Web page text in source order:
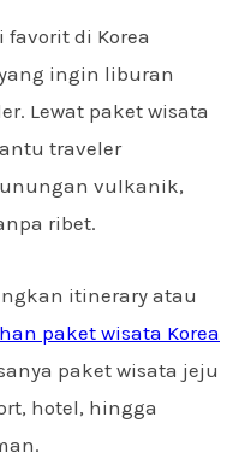
di Korea
ingin liburan
Lewat paket wisata
traveler
vulkanik,
ribet.
itinerary atau
paket wisata Korea
paket wisata jeju
hotel, hingga